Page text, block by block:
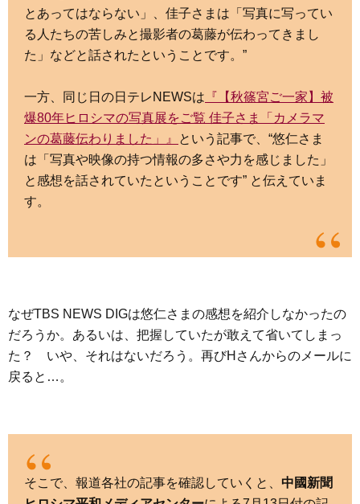
とあってはならない」、佳子さまは「写真に写ってい
る人たちの苦しみと撮影者の葛藤が伝わってきまし
た」などと話されたということです。”
一方、同じ日の日テレNEWSは 『【秋篠宮ご一家】被
爆80年ヒロシマの写真展をご覧 佳子さま「カメラマ
ンの葛藤伝わりました」』
という記事で、“悠仁さま
は「写真や映像の持つ情報の多さや力を感じました」
と感想を話されていたということです” と伝えていま
す。
なぜTBS NEWS DIGは悠仁さまの感想を紹介しなかったの
だろうか。あるいは、把握していたが敢えて省いてしまっ
た？ いや、それはないだろう。再びHさんからのメールに
戻ると…。
そこで、報道各社の記事を確認していくと、 中國新聞